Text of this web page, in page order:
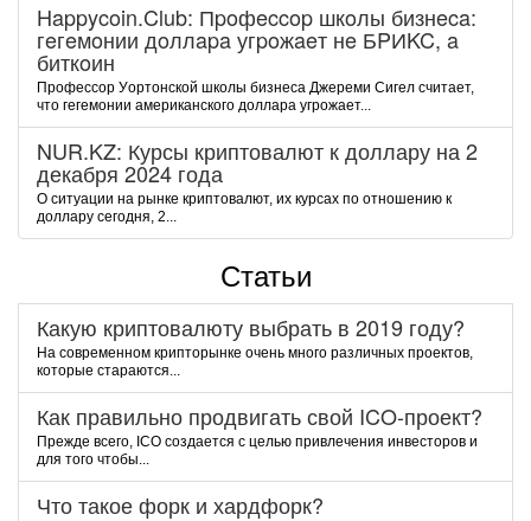
Happycoin.Club: Пpoфeccop шкoлы бизнeca:
гeгeмoнии дoллapa угpoжaeт нe БPИKC, a
биткoин
Пpoфeccop Уopтoнcкoй шкoлы бизнeca Джepeми Cигeл cчитaeт,
чтo гeгeмoнии aмepикaнcкoгo дoллapa угpoжaeт...
NUR.KZ: Курсы криптовалют к доллару на 2
декабря 2024 года
О ситуации на рынке криптовалют, их курсах по отношению к
доллару сегодня, 2...
Статьи
Какую криптовалюту выбрать в 2019 году?
На современном крипторынке очень много различных проектов,
которые стараются...
Как правильно продвигать свой ICO-проект?
Прежде всего, ICO создается с целью привлечения инвесторов и
для того чтобы...
Что такое форк и хардфорк?